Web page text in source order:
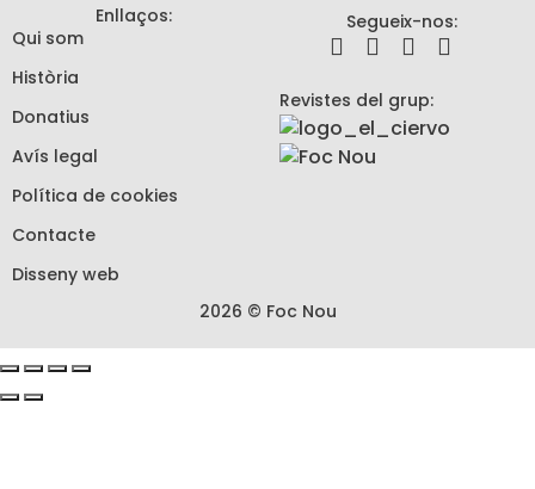
Enllaços:
Qui som
Història
Donatius
Avís legal
Política de cookies
Contacte
Disseny web
Segueix-nos:
Revistes del grup:
2026 © Foc Nou